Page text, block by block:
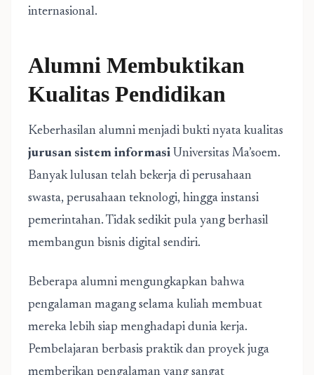
internasional.
Alumni Membuktikan
Kualitas Pendidikan
Keberhasilan alumni menjadi bukti nyata kualitas
jurusan sistem informasi Universitas Ma’soem.
Banyak lulusan telah bekerja di perusahaan
swasta, perusahaan teknologi, hingga instansi
pemerintahan. Tidak sedikit pula yang berhasil
membangun bisnis digital sendiri.
Beberapa alumni mengungkapkan bahwa
pengalaman magang selama kuliah membuat
mereka lebih siap menghadapi dunia kerja.
Pembelajaran berbasis praktik dan proyek juga
memberikan pengalaman yang sangat